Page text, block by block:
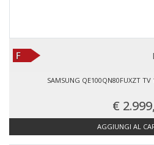
SAMSUNG QE100QN80FUXZT
€ 2.999,
AGGIUNGI AL